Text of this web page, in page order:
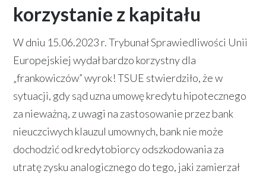
korzystanie z kapitału
W dniu 15.06.2023 r. Trybunał Sprawiedliwości Unii
Europejskiej wydał bardzo korzystny dla
„frankowiczów” wyrok! TSUE stwierdziło, że w
sytuacji, gdy sąd uzna umowę kredytu hipotecznego
za nieważną, z uwagi na zastosowanie przez bank
nieuczciwych klauzul umownych, bank nie może
dochodzić od kredytobiorcy odszkodowania za
utratę zysku analogicznego do tego, jaki zamierzał